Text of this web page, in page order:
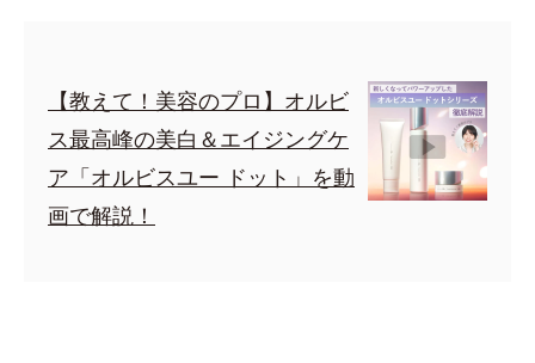
【教えて！美容のプロ】オルビ
ス最高峰の美白＆エイジングケ
ア「オルビスユー ドット」を動
画で解説！